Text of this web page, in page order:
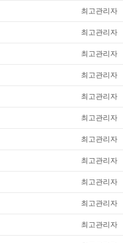
최고관리자
최고관리자
최고관리자
최고관리자
최고관리자
최고관리자
최고관리자
최고관리자
최고관리자
최고관리자
최고관리자